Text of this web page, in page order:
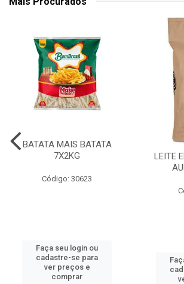
BATATA MAIS BATATA
7X2KG
Código: 30623
Faça seu login ou
cadastre-se para
ver preços e
comprar
LEITE